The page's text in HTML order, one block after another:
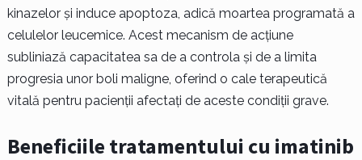
kinazelor și induce apoptoza, adică moartea programată a
celulelor leucemice. Acest mecanism de acțiune
subliniază capacitatea sa de a controla și de a limita
progresia unor boli maligne, oferind o cale terapeutică
vitală pentru pacienții afectați de aceste condiții grave.
Beneficiile tratamentului cu imatinib